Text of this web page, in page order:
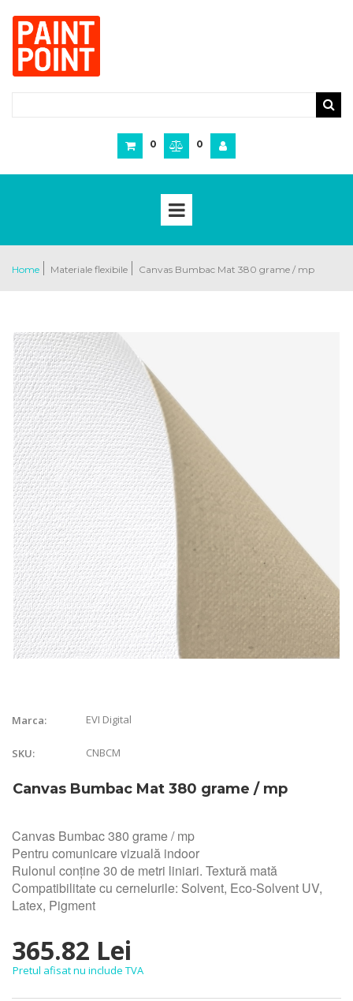
0 0
Home Materiale flexibile Canvas Bumbac Mat 380 grame / mp
Marca: EVI Digital
SKU: CNBCM
Canvas Bumbac Mat 380 grame / mp
Canvas Bumbac 380 grame / mp
Pentru comunicare vizuală indoor
Rulonul conține 30 de metri liniari. Textură mată
Compatibilitate cu cernelurile: Solvent, Eco-Solvent UV,
Latex, Pigment
365.82 Lei
Pretul afisat nu include TVA